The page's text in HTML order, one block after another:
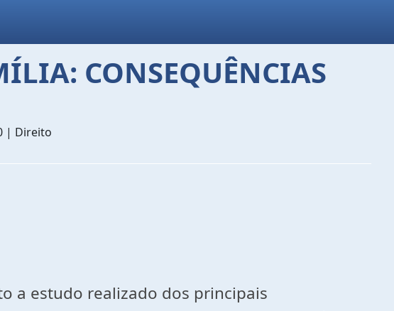
CONSEQUÊNCIAS
| Direito
a estudo realizado dos principais